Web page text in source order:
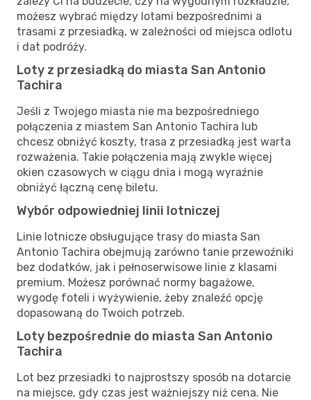
możesz wybrać między lotami bezpośrednimi a
trasami z przesiadką, w zależności od miejsca odlotu
i dat podróży.
Loty z przesiadką do miasta San Antonio
Tachira
Jeśli z Twojego miasta nie ma bezpośredniego
połączenia z miastem San Antonio Tachira lub
chcesz obniżyć koszty, trasa z przesiadką jest warta
rozważenia. Takie połączenia mają zwykle więcej
okien czasowych w ciągu dnia i mogą wyraźnie
obniżyć łączną cenę biletu.
Wybór odpowiedniej linii lotniczej
Linie lotnicze obsługujące trasy do miasta San
Antonio Tachira obejmują zarówno tanie przewoźniki
bez dodatków, jak i pełnoserwisowe linie z klasami
premium. Możesz porównać normy bagażowe,
wygodę foteli i wyżywienie, żeby znaleźć opcję
dopasowaną do Twoich potrzeb.
Loty bezpośrednie do miasta San Antonio
Tachira
Lot bez przesiadki to najprostszy sposób na dotarcie
na miejsce, gdy czas jest ważniejszy niż cena. Nie